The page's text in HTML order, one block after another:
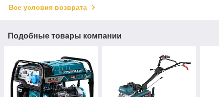
Все условия возврата
Подобные товары компании